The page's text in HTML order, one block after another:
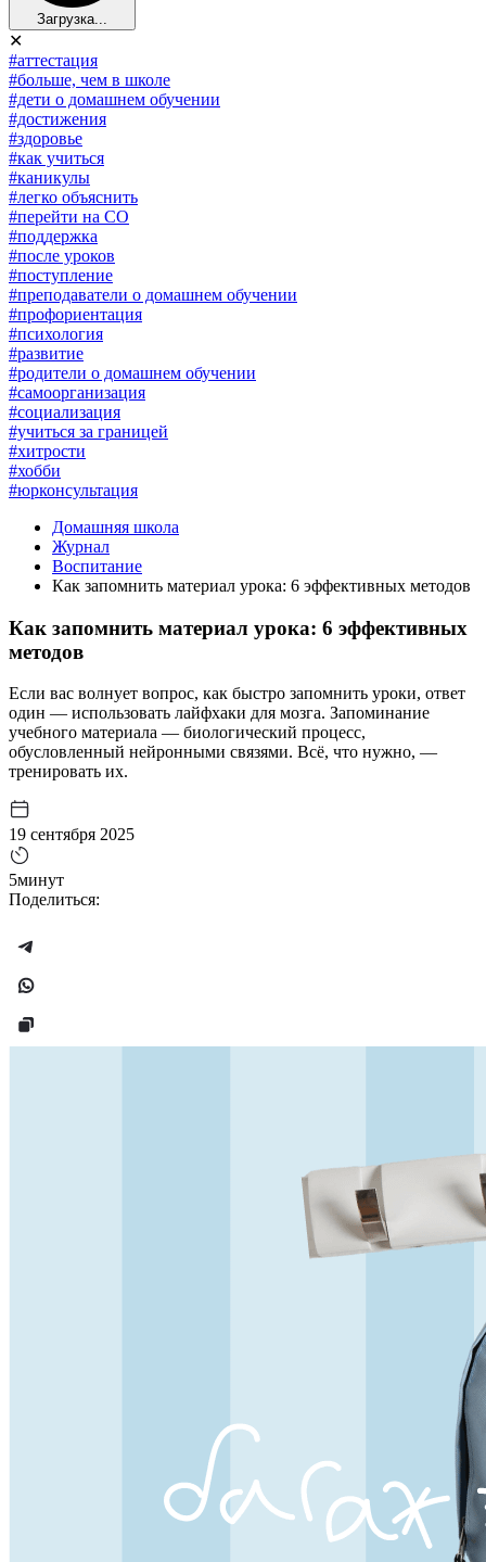
Загрузка...
✕
#аттестация
#больше, чем в школе
#дети о домашнем обучении
#достижения
#здоровье
#как учиться
#каникулы
#легко объяснить
#перейти на СО
#поддержка
#после уроков
#поступление
#преподаватели о домашнем обучении
#профориентация
#психология
#развитие
#родители о домашнем обучении
#самоорганизация
#социализация
#учиться за границей
#хитрости
#хобби
#юрконсультация
Домашняя школа
Журнал
Воспитание
Как запомнить материал урока: 6 эффективных методов
Как запомнить материал урока: 6 эффективных
методов
Если вас волнует вопрос, как быстро запомнить уроки, ответ
один — использовать лайфхаки для мозга. Запоминание
учебного материала — биологический процесс,
обусловленный нейронными связями. Всё, что нужно, —
тренировать их.
19 сентября 2025
5минут
Поделиться: